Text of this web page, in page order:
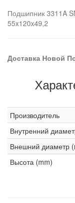
Подшипник 3311A
55x120x49,2
Доставка Новой
Производитель
Внутренний
Внешний диаметр
Высота (mm)